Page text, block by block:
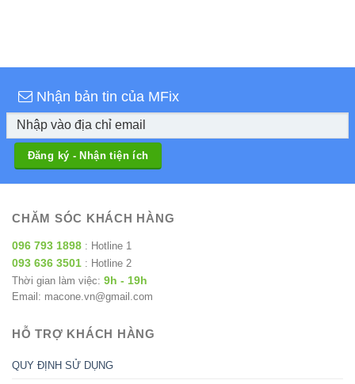
Nhận bản tin của MFix
CHĂM SÓC KHÁCH HÀNG
096 793 1898 : Hotline 1
093 636 3501 : Hotline 2
Thời gian làm việc: 9h - 19h
Email: macone.vn@gmail.com
HỖ TRỢ KHÁCH HÀNG
QUY ĐỊNH SỬ DỤNG